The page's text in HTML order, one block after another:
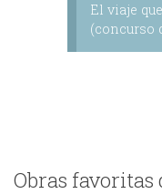
El viaje
(concurso
Obras favoritas